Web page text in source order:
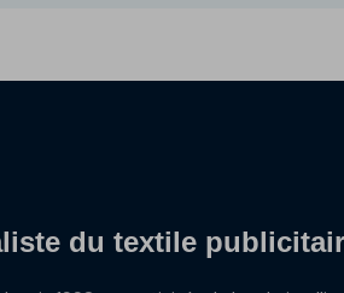
du textile